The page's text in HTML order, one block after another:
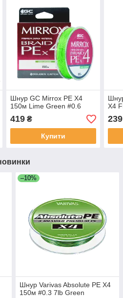
Шнур GC Mirrox PE X4
150м Lime Green #0.6
419₴
Купити
X4
239
–10%
Шнур Varivas Absolute PE X4
150м #0.3 7lb Green